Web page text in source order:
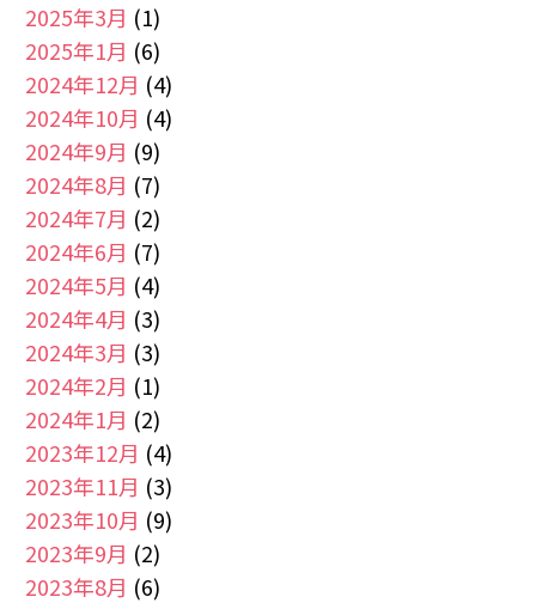
2025年3月 (1)
2025年1月 (6)
2024年12月 (4)
2024年10月 (4)
2024年9月 (9)
2024年8月 (7)
2024年7月 (2)
2024年6月 (7)
2024年5月 (4)
2024年4月 (3)
2024年3月 (3)
2024年2月 (1)
2024年1月 (2)
2023年12月 (4)
2023年11月 (3)
2023年10月 (9)
2023年9月 (2)
2023年8月 (6)